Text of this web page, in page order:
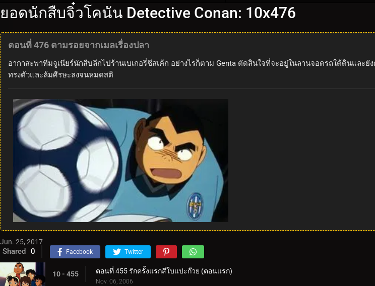
ยอดนักสืบจิ๋วโคนัน Detective Conan: 10x476
ตอนที่ 476 ตามรอยจากเมลเรื่องปลา
อากาสะพาทีมจูเนียร์นักสืบลีกไปร้านเบเกอรี่ชีสเค้ก อย่างไรก็ตาม Genta ตัดสินใจที่จะอยู่ในลานจอดรถใต้ดินและ
ทรงตัวและล้มศีรษะลงจนหมดสติ
Jun. 25, 2017
Shared 0 Facebook Twitter
10 - 455 ตอนที่ 455 รักครั้งแรกสีใบแปะก๊วย (ตอนแรก)
Nov. 06, 2006